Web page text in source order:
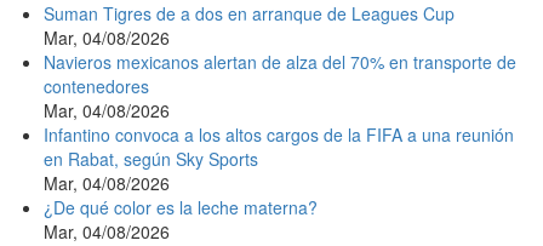
Suman Tigres de a dos en arranque de Leagues Cup
Mar, 04/08/2026
Navieros mexicanos alertan de alza del 70% en transporte de
contenedores
Mar, 04/08/2026
Infantino convoca a los altos cargos de la FIFA a una reunión
en Rabat, según Sky Sports
Mar, 04/08/2026
¿De qué color es la leche materna?
Mar, 04/08/2026